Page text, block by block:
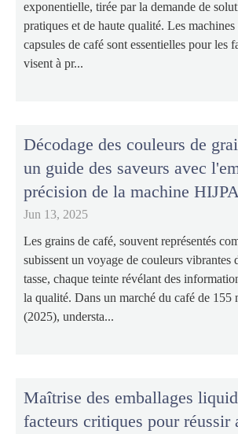
exponentielle, tirée par la demande de
pratiques et de haute qualité. Les
capsules de café sont essentielles pour les
visent à pr...
Décodage des couleurs de
un guide des saveurs avec
précision de la machine
Jun 13, 2025
Les grains de café, souvent représentés
subissent un voyage de couleurs vibrantes
tasse, chaque teinte révélant des
la qualité. Dans un marché du café de
(2025), understa...
Maîtrise des emballages
facteurs critiques pour réussir